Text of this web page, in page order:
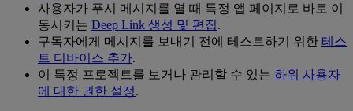
사용자가 푸시 메시지를 열 때 특정 앱 페이지로 바로 이
동시키는 Deep Link 생성 및 편집.
구독자에게 메시지를 보내기 전에 테스트하기 위한 테스
트 디바이스 추가.
이 특정 프로젝트를 보거나 관리할 수 있는 하위 사용자
에 대한 권한 설정.